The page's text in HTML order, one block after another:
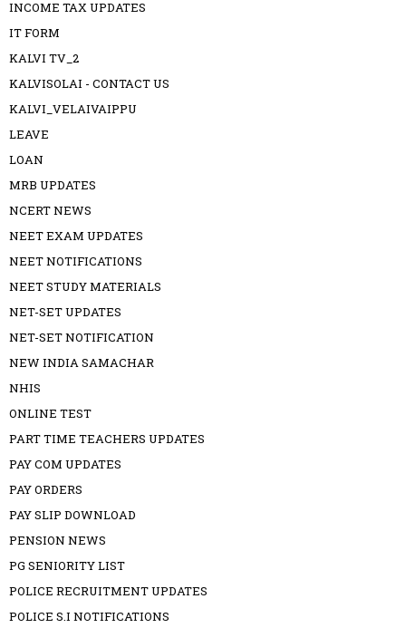
INCOME TAX UPDATES
IT FORM
KALVI TV_2
KALVISOLAI - CONTACT US
KALVI_VELAIVAIPPU
LEAVE
LOAN
MRB UPDATES
NCERT NEWS
NEET EXAM UPDATES
NEET NOTIFICATIONS
NEET STUDY MATERIALS
NET-SET UPDATES
NET-SET NOTIFICATION
NEW INDIA SAMACHAR
NHIS
ONLINE TEST
PART TIME TEACHERS UPDATES
PAY COM UPDATES
PAY ORDERS
PAY SLIP DOWNLOAD
PENSION NEWS
PG SENIORITY LIST
POLICE RECRUITMENT UPDATES
POLICE S.I NOTIFICATIONS